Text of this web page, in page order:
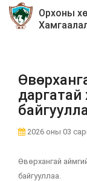
Орхоны
2026 оны 03
Өвөрхангай
байгууллаа.